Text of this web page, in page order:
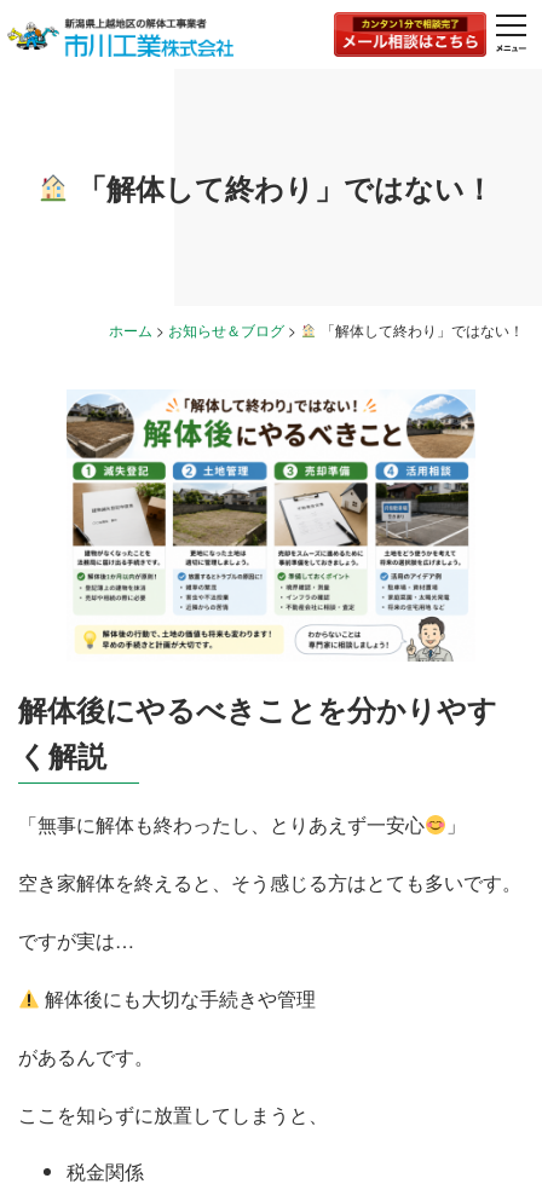
「解体して終わり」ではない！
ホーム > お知らせ＆ブログ > 「解体して終わり」ではない！
解体後にやるべきことを分かりやす
く解説
「無事に解体も終わったし、とりあえず一安心 」
空き家解体を終えると、そう感じる方はとても多いです。
ですが実は…
解体後にも大切な手続きや管理
があるんです。
ここを知らずに放置してしまうと、
税金関係